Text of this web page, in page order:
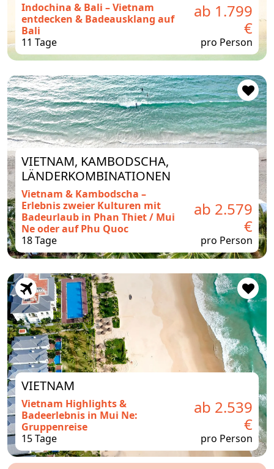
Indochina & Bali – Vietnam
entdecken & Badeausklang auf
Bali
11 Tage
ab 1.799
€
pro Person
VIETNAM, KAMBODSCHA,
LÄNDERKOMBINATIONEN
Vietnam & Kambodscha –
Erlebnis zweier Kulturen mit
Badeurlaub in Phan Thiet / Mui
Ne oder auf Phu Quoc
18 Tage
ab 2.579
€
pro Person
VIETNAM
Vietnam Highlights &
Badeerlebnis in Mui Ne:
Gruppenreise
15 Tage
ab 2.539
€
pro Person